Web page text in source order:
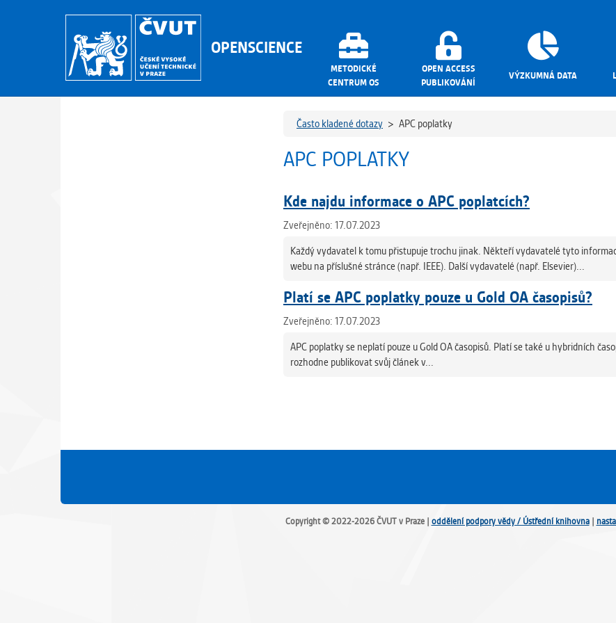
OPENSCIENCE
METODICKÉ
CENTRUM OS
OPEN ACCESS
PUBLIKOVÁNÍ
VÝZKUMNÁ DATA
Často kladené dotazy > APC poplatky
APC POPLATKY
Kde najdu informace o APC poplatcích?
Zveřejněno: 17.07.2023
Každý vydavatel k tomu přistupuje trochu jinak. Někteří vydavatelé tyto
webu na příslušné stránce (např. IEEE). Další vydavatelé (např. Elsevier)...
Platí se APC poplatky pouze u Gold OA časopisů?
Zveřejněno: 17.07.2023
APC poplatky se neplatí pouze u Gold OA časopisů. Platí se také u hybridních
rozhodne publikovat svůj článek v...
Copyright © 2022-2026 ČVUT v Praze | oddělení podpory vědy / Ústřední knihovna|